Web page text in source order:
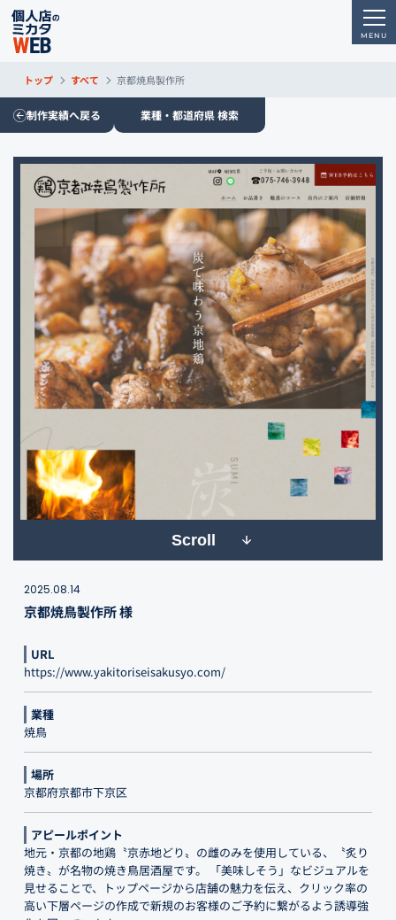
トップ すべて 京都焼鳥製作所
制作実績へ戻る 業種・都道府県 検索
Scroll
2025.08.14
京都焼鳥製作所 様
URL
https://www.yakitoriseisakusyo.com/
業種
焼鳥
場所
京都府京都市下京区
アピールポイント
地元・京都の地鶏〝京赤地どり〟の雌のみを使用している、〝炙り
焼き〟が名物の焼き鳥居酒屋です。 「美味しそう」なビジュアルを
見せることで、トップページから店舗の魅力を伝え、クリック率の
高い下層ページの作成で新規のお客様のご予約に繋がるよう誘導強